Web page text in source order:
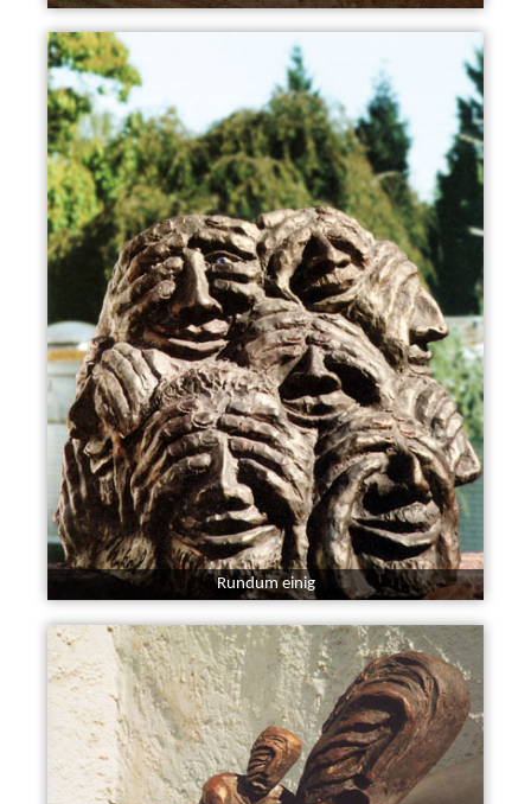
Rundum einig